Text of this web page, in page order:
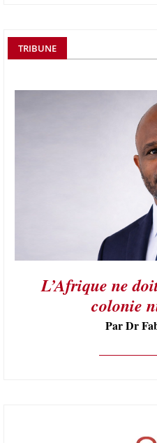
TRIBUNE
L’Afrique ne
colonie
Par Dr